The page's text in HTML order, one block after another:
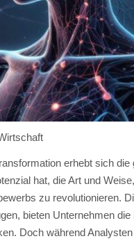
erhebt sich
hat, die Art und
zu revolutionieren.
bieten Unternehmen
Doch während